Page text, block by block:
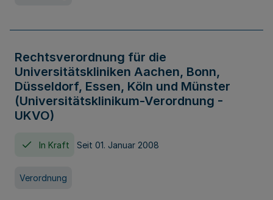
Rechtsverordnung für die
Universitätskliniken Aachen, Bonn,
Düsseldorf, Essen, Köln und Münster
(Universitätsklinikum-Verordnung -
UKVO)
In Kraft Seit 01. Januar 2008
Verordnung